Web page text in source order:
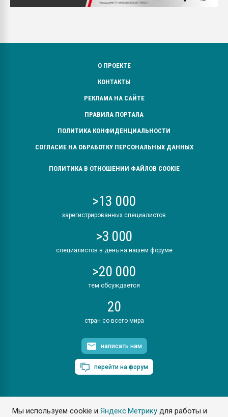
Мы используем cookie иЯндекс.Метрику для работы и
О ПРОЕКТЕ
КОНТАКТЫ
РЕКЛАМА НА САЙТЕ
ПРАВИЛА ПОРТАЛА
ПОЛИТИКА КОНФИДЕНЦИАЛЬНОСТИ
СОГЛАСИЕ НА ОБРАБОТКУ ПЕРСОНАЛЬНЫХ ДАННЫХ
ПОЛИТИКА В ОТНОШЕНИИ ФАЙЛОВ COOKIE
>13 000
зарегистрированных специалистов
>3 000
специалистов в день на нашем форуме
>20 000
тем обсуждается
20
стран со всего мира
написать нам
перейти на форум
ПластЭксперт © 2006. Все права защищены